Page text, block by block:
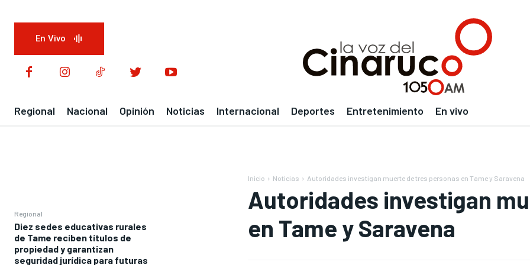
En Vivo
Regional Nacional Opinión Noticias Internacional Deportes Entretenimiento En vivo
Regional
Diez sedes educativas rurales
de Tame reciben títulos de
propiedad y garantizan
seguridad jurídica para futuras
Inicio Noticias Autoridades investigan muerte de tres personas en Tame y Saravena
Autoridades investigan
en Tame y Saravena